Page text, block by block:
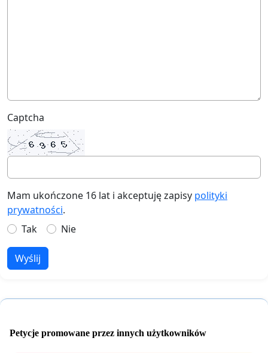
Captcha
Mam ukończone 16 lat i akceptuję zapisy polityki
prywatności.
Tak
Nie
Wyślij
Petycje promowane przez innych użytkowników